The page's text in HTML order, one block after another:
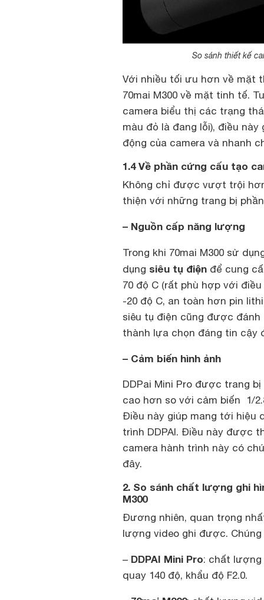
So sánh thiết kế
Với nhiều tối ưu hơn về mặt
70mai M300 về mặt tinh tế.
camera biểu thị các trạng
màu đỏ là đang lỗi), điều
động của camera và nhanh
1.4 Về phần cứng cấu tạo
Không chỉ được vượt trội
thiện với những trang bị
– Nguồn cấp năng lượng
Trong khi 70mai M300 sử
dụng siêu tụ điện để cung
70 độ C (rất phù hợp với
-20 độ C, an toàn hơn pin
siêu tụ điện cũng được
thành lựa chọn đáng tin cậy
– Cảm biến hình ảnh
DDPai Mini Pro được trang bị
cao hơn so với cảm biến 1/
Điều này giúp mang tới hiệu
trình DDPAI. Điều này được
camera hành trình này có
đây.
2. So sánh chất lượng ghi
M300
Đương nhiên, quan trọng
lượng video ghi được.
– DDPAI Mini Pro: chất lượng
quay 140 độ, khẩu độ F2.0.